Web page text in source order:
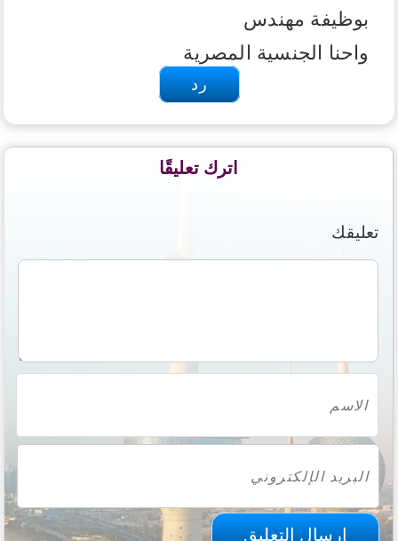
بوظيفة مهندس
واحنا الجنسية المصرية
رد
اترك تعليقًا
تعليقك